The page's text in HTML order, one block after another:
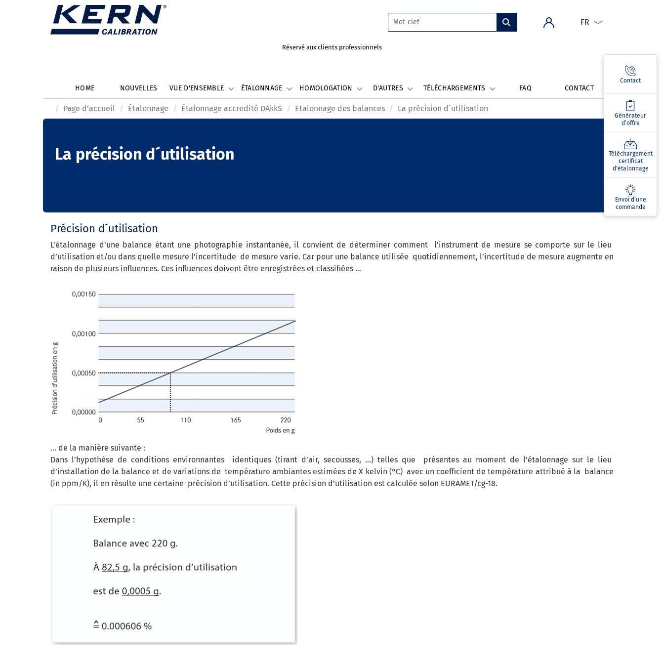
FR
Réservé aux clients professionnels
Contact
Générateur
d’offre
Téléchargement
certificat
d'étalonnage
Envoi d’une
commande
HOME NOUVELLES VUE D'ENSEMBLE ÉTALONNAGE HOMOLOGATION D'AUTRES TÉLÉCHARGEMENTS FAQ CONTACT
Page d'accueil Étalonnage Étalonnage accredité DAkkS Etalonnage des balances La précision d´utilisation
La précision d´utilisation
Précision d´utilisation
L’étalonnage d’une balance étant une photographie instantanée, il convient de déterminer comment l’instrument de mesure se comporte sur le lieu
d’utilisation et/ou dans quelle mesure l’incertitude de mesure varie. Car pour une balance utilisée quotidiennement, l’incertitude de mesure augmente en
raison de plusieurs influences. Ces influences doivent être enregistrées et classifiées …
… de la manière suivante :
Dans l’hypothèse de conditions environnantes identiques (tirant d’air, secousses, …) telles que présentes au moment de l’étalonnage sur le lieu
d’installation de la balance et de variations de température ambiantes estimées de X kelvin (°C) avec un coefficient de température attribué à la balance
(in ppm/K), il en résulte une certaine précision d’utilisation. Cette précision d’utilisation est calculée selon EURAMET/cg-18.